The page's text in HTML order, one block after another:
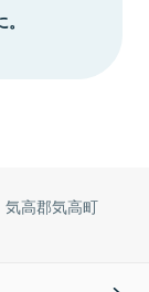
気高郡気高町